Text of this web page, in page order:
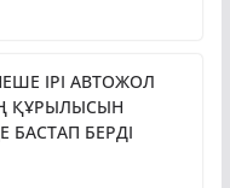
ІРІ АВТОЖОЛ
ҚҰРЫЛЫСЫН
БАСТАП БЕРДІ